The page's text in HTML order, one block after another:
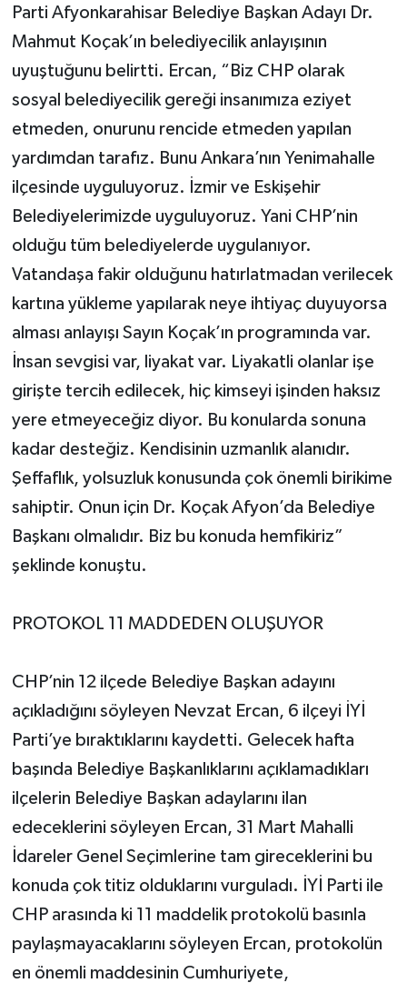
Parti Afyonkarahisar Belediye Başkan Adayı Dr.
Mahmut Koçak’ın belediyecilik anlayışının
uyuştuğunu belirtti. Ercan, “Biz CHP olarak
sosyal belediyecilik gereği insanımıza eziyet
etmeden, onurunu rencide etmeden yapılan
yardımdan tarafız. Bunu Ankara’nın Yenimahalle
ilçesinde uyguluyoruz. İzmir ve Eskişehir
Belediyelerimizde uyguluyoruz. Yani CHP’nin
olduğu tüm belediyelerde uygulanıyor.
Vatandaşa fakir olduğunu hatırlatmadan verilecek
kartına yükleme yapılarak neye ihtiyaç duyuyorsa
alması anlayışı Sayın Koçak’ın programında var.
İnsan sevgisi var, liyakat var. Liyakatli olanlar işe
girişte tercih edilecek, hiç kimseyi işinden haksız
yere etmeyeceğiz diyor. Bu konularda sonuna
kadar desteğiz. Kendisinin uzmanlık alanıdır.
Şeffaflık, yolsuzluk konusunda çok önemli birikime
sahiptir. Onun için Dr. Koçak Afyon’da Belediye
Başkanı olmalıdır. Biz bu konuda hemfikiriz”
şeklinde konuştu.
PROTOKOL 11 MADDEDEN OLUŞUYOR
CHP’nin 12 ilçede Belediye Başkan adayını
açıkladığını söyleyen Nevzat Ercan, 6 ilçeyi İYİ
Parti’ye bıraktıklarını kaydetti. Gelecek hafta
başında Belediye Başkanlıklarını açıklamadıkları
ilçelerin Belediye Başkan adaylarını ilan
edeceklerini söyleyen Ercan, 31 Mart Mahalli
İdareler Genel Seçimlerine tam gireceklerini bu
konuda çok titiz olduklarını vurguladı. İYİ Parti ile
CHP arasında ki 11 maddelik protokolü basınla
paylaşmayacaklarını söyleyen Ercan, protokolün
en önemli maddesinin Cumhuriyete,